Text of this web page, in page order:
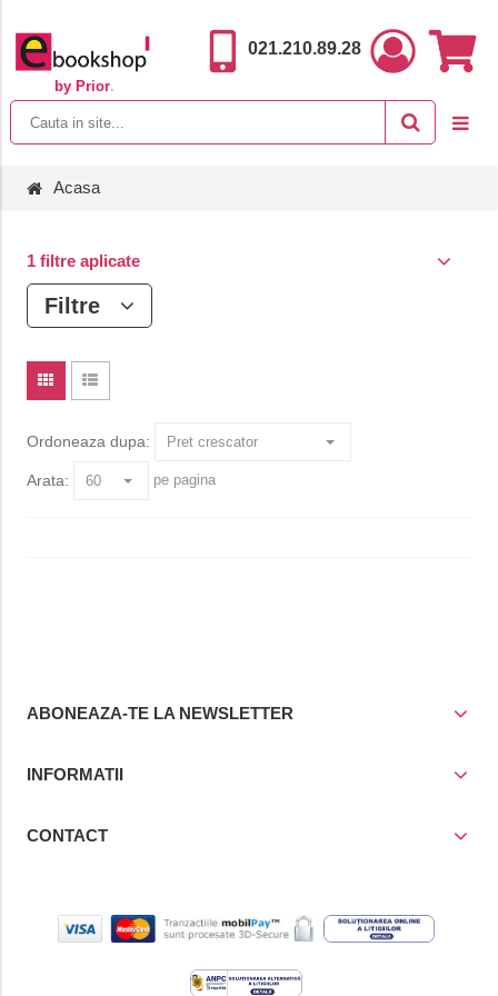
by Prior.
021.210.89.28
Acasa
1 filtre aplicate
Filtre
Ordoneaza dupa:
Arata: pe pagina
ABONEAZA-TE LA NEWSLETTER
INFORMATII
CONTACT